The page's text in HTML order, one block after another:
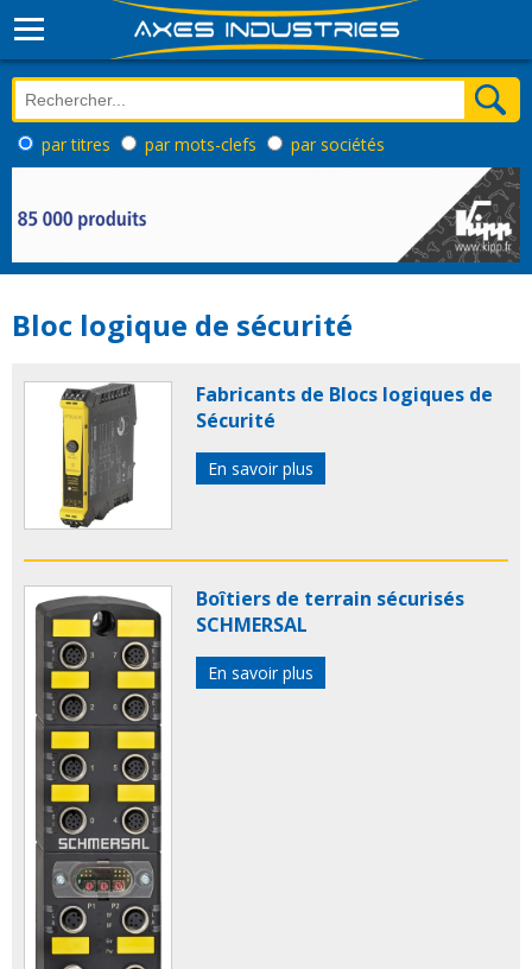
par titres par mots-clefs par sociétés
Bloc logique de sécurité
Fabricants de Blocs logiques de
Sécurité
En savoir plus
Boîtiers de terrain sécurisés
SCHMERSAL
En savoir plus